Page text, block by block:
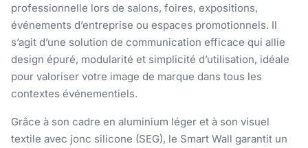
professionnelle lors de salons, foires, expositions,
événements d’entreprise ou espaces promotionnels. Il
s’agit d’une solution de communication efficace qui allie
design épuré, modularité et simplicité d’utilisation, idéale
pour valoriser votre image de marque dans tous les
contextes événementiels.
Grâce à son cadre en aluminium léger et à son visuel
textile avec jonc silicone (SEG), le Smart Wall garantit un